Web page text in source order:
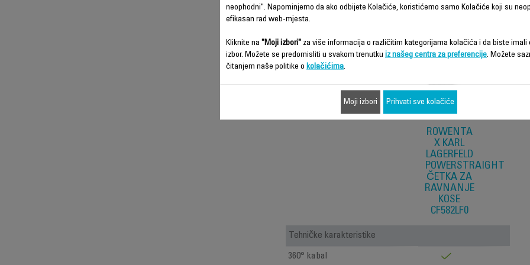
Karakteristike - Poređenje
ROWENTA
X KARL
LAGERFELD
POWERSTRAIGHT
ČETKA ZA
RAVNANJE
KOSE
CF582LF0
Tehničke karakteristike
360° kabal
neophodni". Napominjemo da ako odbijete Kolačiće, koristićemo samo Kolačiće koji su
efikasan rad web-mjesta.
Kliknite na "Moji izbori" za više informacija o različitim kategorijama kolačića i da biste imali
izbor. Možete se predomisliti u svakom trenutku iz našeg centra za preferencije. Možete
čitanjem naše politike o kolačićima.
Moji izbori Prihvati sve kolačiće